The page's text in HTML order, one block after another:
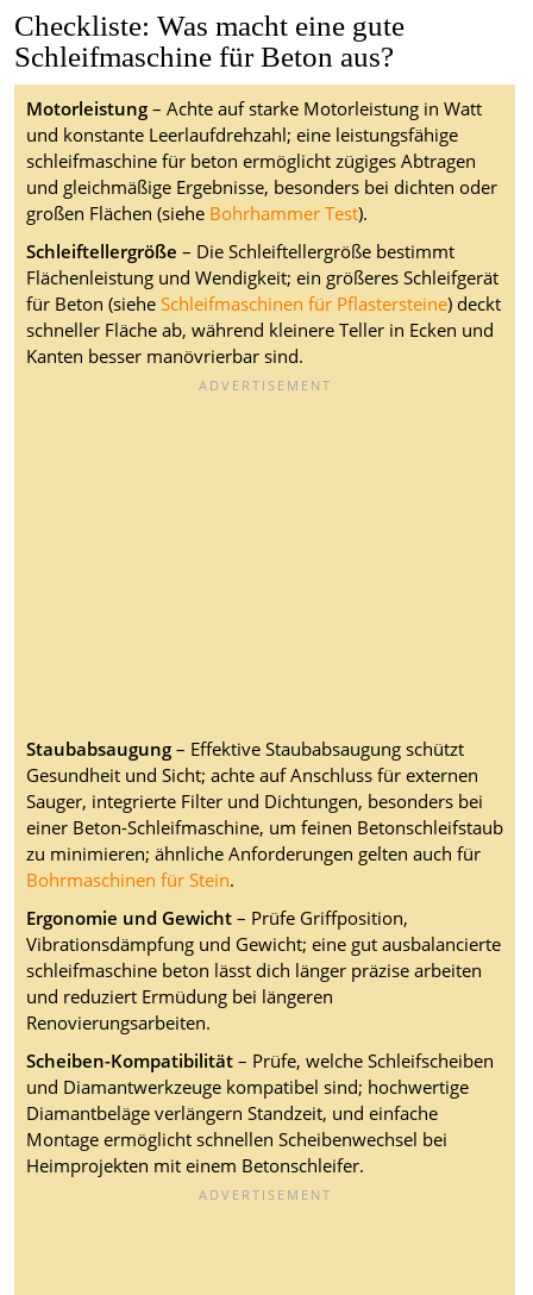
Checkliste: Was macht eine gute
Schleifmaschine für Beton aus?
Motorleistung– Achte auf starke Motorleistung in Watt
und konstante Leerlaufdrehzahl; eine leistungsfähige
schleifmaschine für beton ermöglicht zügiges Abtragen
und gleichmäßige Ergebnisse, besonders bei dichten oder
großen Flächen (siehe Bohrhammer Test).
Schleiftellergröße – Die Schleiftellergröße bestimmt
Flächenleistung und Wendigkeit; ein größeres Schleifgerät
für Beton (sieheSchleifmaschinen für Pflastersteine) deckt
schneller Fläche ab, während kleinere Teller in Ecken und
Kanten besser manövrierbar sind.
Staubabsaugung– Effektive Staubabsaugung schützt
Gesundheit und Sicht; achte auf Anschluss für externen
Sauger, integrierte Filter und Dichtungen, besonders bei
einer Beton-Schleifmaschine, um feinen Betonschleifstaub
zu minimieren; ähnliche Anforderungen gelten auch für
Bohrmaschinen für Stein.
Ergonomie und Gewicht– Prüfe Griffposition,
Vibrationsdämpfung und Gewicht; eine gut ausbalancierte
schleifmaschine beton lässt dich länger präzise arbeiten
und reduziert Ermüdung bei längeren
Renovierungsarbeiten.
Scheiben-Kompatibilität– Prüfe, welche Schleifscheiben
und Diamantwerkzeuge kompatibel sind; hochwertige
Diamantbeläge verlängern Standzeit, und einfache
Montage ermöglicht schnellen Scheibenwechsel bei
Heimprojekten mit einem Betonschleifer.